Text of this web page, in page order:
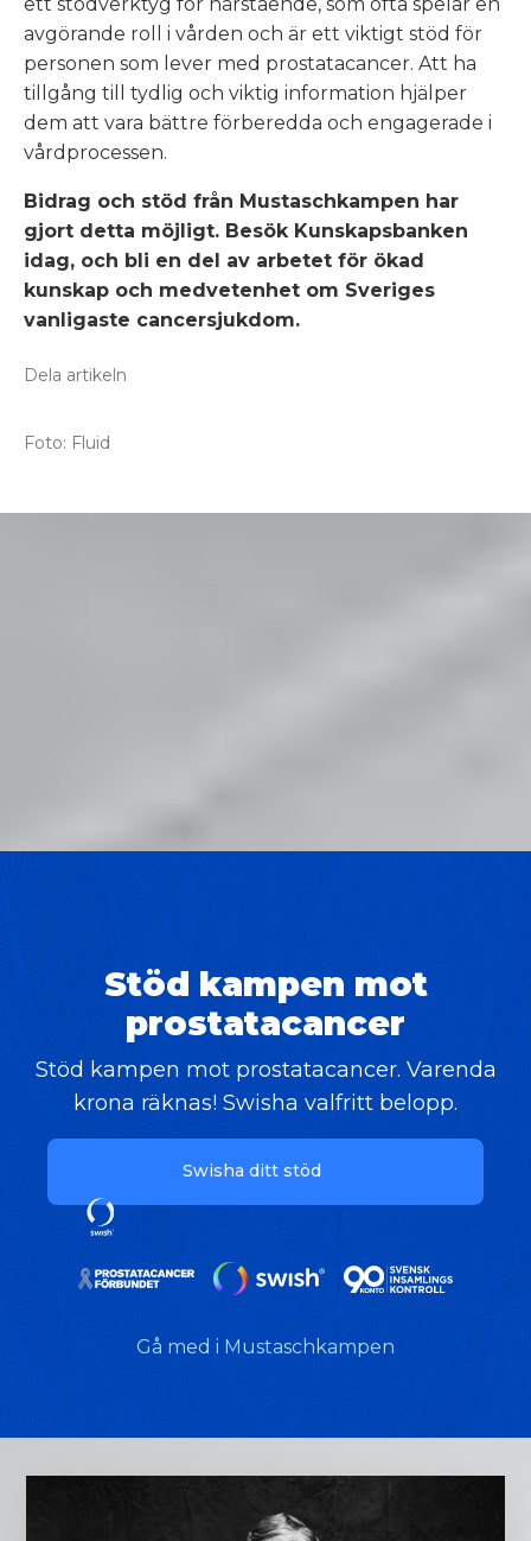
avgörande roll i vården och är ett viktigt stöd för
personen som lever med prostatacancer. Att ha
tillgång till tydlig och viktig information hjälper
dem att vara bättre förberedda och engagerade i
vårdprocessen.
Bidrag och stöd från Mustaschkampen har
gjort detta möjligt. Besök Kunskapsbanken
idag, och bli en del av arbetet för ökad
kunskap och medvetenhet om Sveriges
vanligaste cancersjukdom.
Dela artikeln
Foto: Fluid
Stöd kampen mot
prostatacancer
Stöd kampen mot prostatacancer. Varenda
krona räknas! Swisha valfritt belopp.
Swisha ditt stöd
Gå med i Mustaschkampen